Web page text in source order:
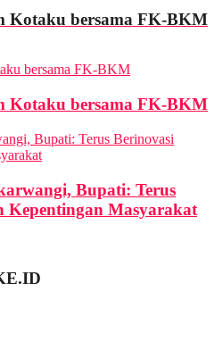
Kotaku bersama FK-BKM
Kotaku bersama FK-BKM
Bupati: Terus
Kepentingan Masyarakat